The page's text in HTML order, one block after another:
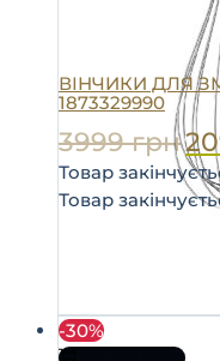
ВІНЧИКИ ДЛЯ
1873329990
3999грн
Товар
Товар
-30%